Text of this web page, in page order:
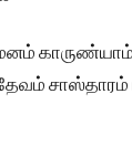
காருண்யாம்